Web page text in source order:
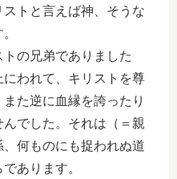
トと言えば神、そうな
の兄弟でありました
われて、キリストを尊
た逆に血縁を誇ったり
でした。それは（＝親
何ものにも捉われぬ道
あります。